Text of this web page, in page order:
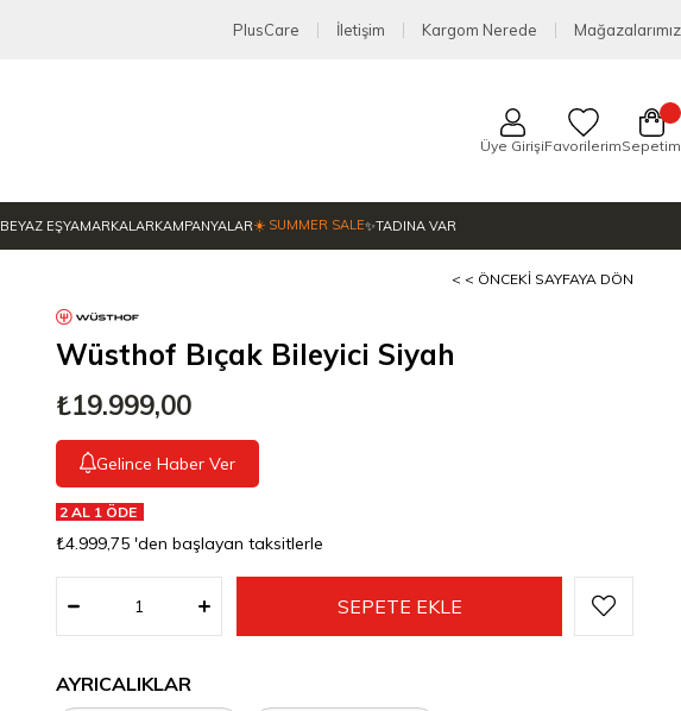
PlusCare İletişim Kargom Nerede Mağazalarımız
Üye GirişiFavorilerimSepetim
BEYAZ EŞYAMARKALARKAMPANYALAR☀️ SUMMER SALE✨TADINA VAR
< < ÖNCEKI SAYFAYA DÖN
Wüsthof Bıçak Bileyici Siyah
₺19.999,00
Gelince Haber Ver
2 AL 1 ÖDE
₺4.999,75 'den başlayan taksitlerle
AYRICALIKLAR